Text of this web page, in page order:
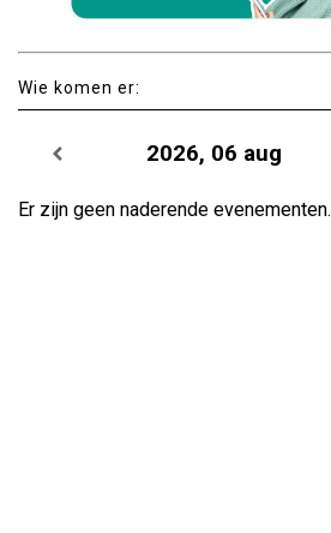
Wie komen er:
2026, 06 aug
Er zijn geen naderende evenementen.